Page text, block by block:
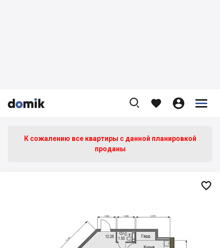


    


К сожалению все квартиры c данной планировкой
проданы
